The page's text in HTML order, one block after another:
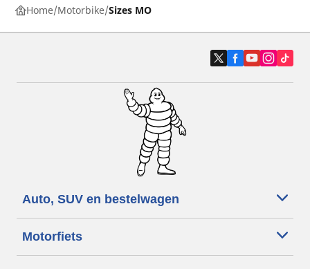
Home Motorbike Sizes MO
Auto, SUV en bestelwagen
Motorfiets